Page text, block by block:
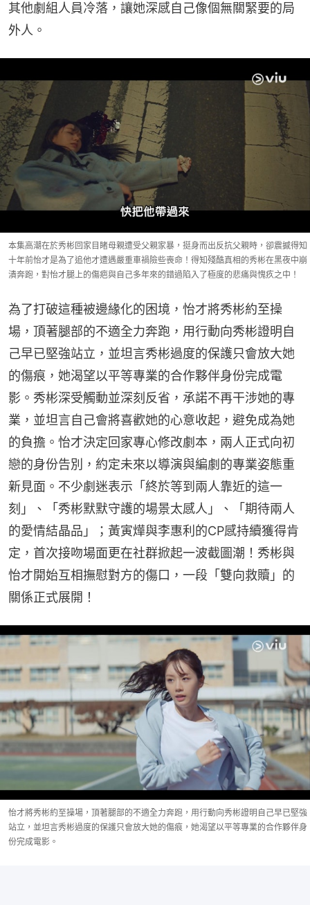
其他劇組人員冷落，讓她深感自己像個無關緊要的局
外人。
本集高潮在於秀彬回家目睹母親遭受父親家暴，挺身而出反抗父親時，卻震撼得知
十年前怡才是為了追他才遭遇嚴重車禍險些喪命！得知殘酷真相的秀彬在黑夜中崩
潰奔跑，對怡才腿上的傷疤與自己多年來的錯過陷入了極度的悲痛與愧疚之中！
為了打破這種被邊緣化的困境，怡才將秀彬約至操
場，頂著腿部的不適全力奔跑，用行動向秀彬證明自
己早已堅強站立，並坦言秀彬過度的保護只會放大她
的傷痕，她渴望以平等專業的合作夥伴身份完成電
影。秀彬深受觸動並深刻反省，承諾不再干涉她的專
業，並坦言自己會將喜歡她的心意收起，避免成為她
的負擔。怡才決定回家專心修改劇本，兩人正式向初
戀的身份告別，約定未來以導演與編劇的專業姿態重
新見面。不少劇迷表示「終於等到兩人靠近的這一
刻」、「秀彬默默守護的場景太感人」、「期待兩人
的愛情結晶品」；黃寅燁與李惠利的CP感持續獲得肯
定，首次接吻場面更在社群掀起一波截圖潮！秀彬與
怡才開始互相撫慰對方的傷口，一段「雙向救贖」的
關係正式展開！
怡才將秀彬約至操場，頂著腿部的不適全力奔跑，用行動向秀彬證明自己早已堅強
站立，並坦言秀彬過度的保護只會放大她的傷痕，她渴望以平等專業的合作夥伴身
份完成電影。